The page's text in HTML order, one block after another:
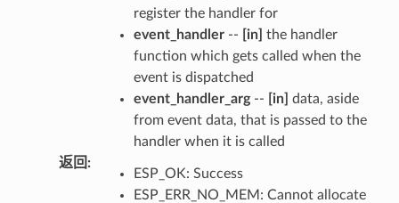
register the handler for
event_handler-- [in] the handler
function which gets called when the
event is dispatched
event_handler_arg-- [in] data, aside
from event data, that is passed to the
handler when it is called
返回 :
ESP_OK: Success
ESP_ERR_NO_MEM: Cannot allocate